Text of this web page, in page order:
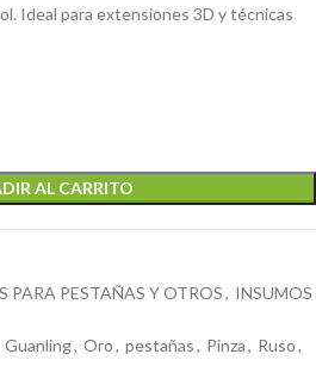
Ideal para extensiones 3D y técnicas
AL CARRITO
PARA PESTAÑAS Y OTROS, INSUMOS
Guanling, Oro, pestañas, Pinza, Ruso,